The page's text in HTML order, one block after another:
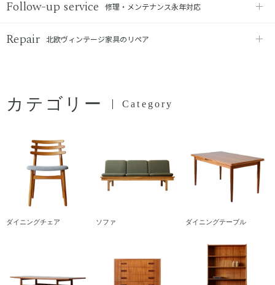
Follow-up service 修理・メンテナンス永年対応
Repair 北欧ヴィンテージ家具のリペア
カテゴリー Category
ダイニングチェア ソファ ダイニングテーブル